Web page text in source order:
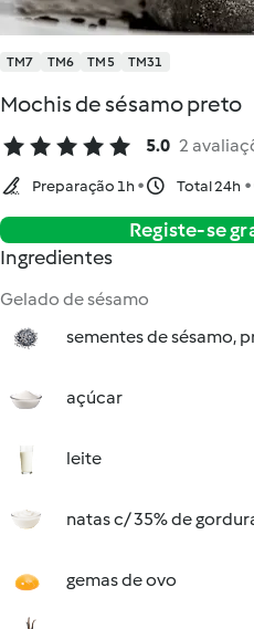
TM7 TM6 TM5 TM31
Mochis de sésamo preto
5.0 2
Preparação 1h Total 24h
Registe-se
Ingredientes
Gelado de sésamo
sementes de sésamo,
açúcar
leite
natas c/ 35% de
gemas de ovo